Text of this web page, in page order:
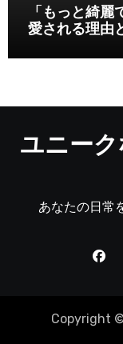
「もっと綺
愛される理由
ユニーク
あなたの日常
Copyright